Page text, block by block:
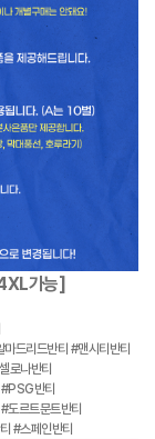
가능]
드리드반티 #맨시티반티
로나반티
반티
도르트문트반티
#스페인반티